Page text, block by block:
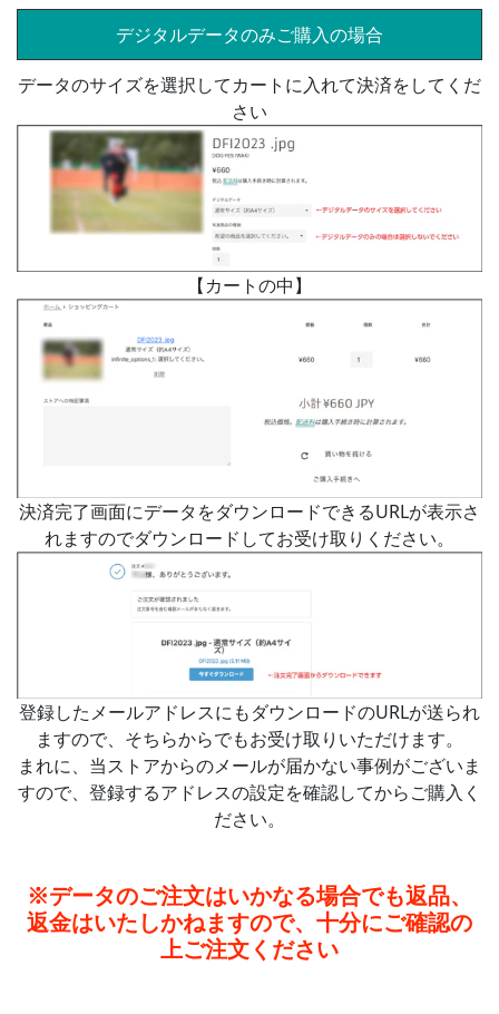
デジタルデータのみご購入の場合
データのサイズを選択してカートに入れて決済をしてくだ
さい
【カートの中】
決済完了画面にデータをダウンロードできるURLが表示さ
れますのでダウンロードしてお受け取りください。
登録したメールアドレスにもダウンロードのURLが送られ
ますので、そちらからでもお受け取りいただけます。
まれに、当ストアからのメールが届かない事例がございま
すので、登録するアドレスの設定を確認してからご購入く
ださい。
※データのご注文はいかなる場合でも返品、
返金はいたしかねますので、十分にご確認の
上ご注文ください